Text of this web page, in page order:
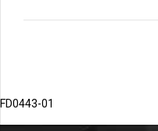
FD0443-01